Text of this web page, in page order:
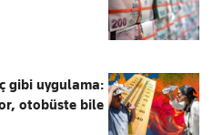
gibi uygulama:
otobüste bile